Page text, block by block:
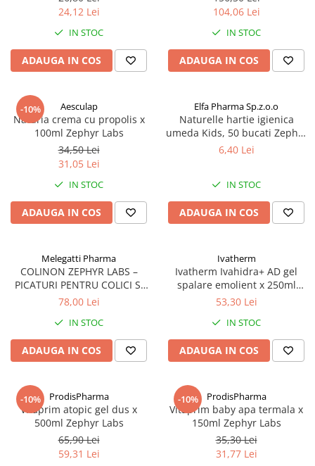
Sanatatea mintii
Suplimente pentru imunitate
Dieta
Antioxidanti
Altele-Suplimente alimentare
Promo Ianuarie-Septembrie
24,12 Lei
IN STOC
ADAUGA IN COS
104,06 Lei
IN STOC
ADAUGA IN COS
-10% Aesculap
Naturia crema cu propolis x
100ml Zephyr Labs
34,50 Lei
31,05 Lei
IN STOC
ADAUGA IN COS
Elfa Pharma Sp.z.o.o
Naturelle hartie igienica
umeda Kids, 50 bucati Zephyr
Labs
6,40 Lei
IN STOC
ADAUGA IN COS
Melegatti Pharma
COLINON ZEPHYR LABS –
PICATURI PENTRU COLICI SI
DIGESTIE USOARA
78,00 Lei
IN STOC
ADAUGA IN COS
Ivatherm
Ivatherm Ivahidra+ AD gel
spalare emolient x 250ml
Zephyr Labs
53,30 Lei
IN STOC
ADAUGA IN COS
-10% ProdisPharma
Vitaprim atopic gel dus x
500ml Zephyr Labs
65,90 Lei
59,31 Lei
-10% ProdisPharma
Vitaprim baby apa termala x
150ml Zephyr Labs
35,30 Lei
31,77 Lei